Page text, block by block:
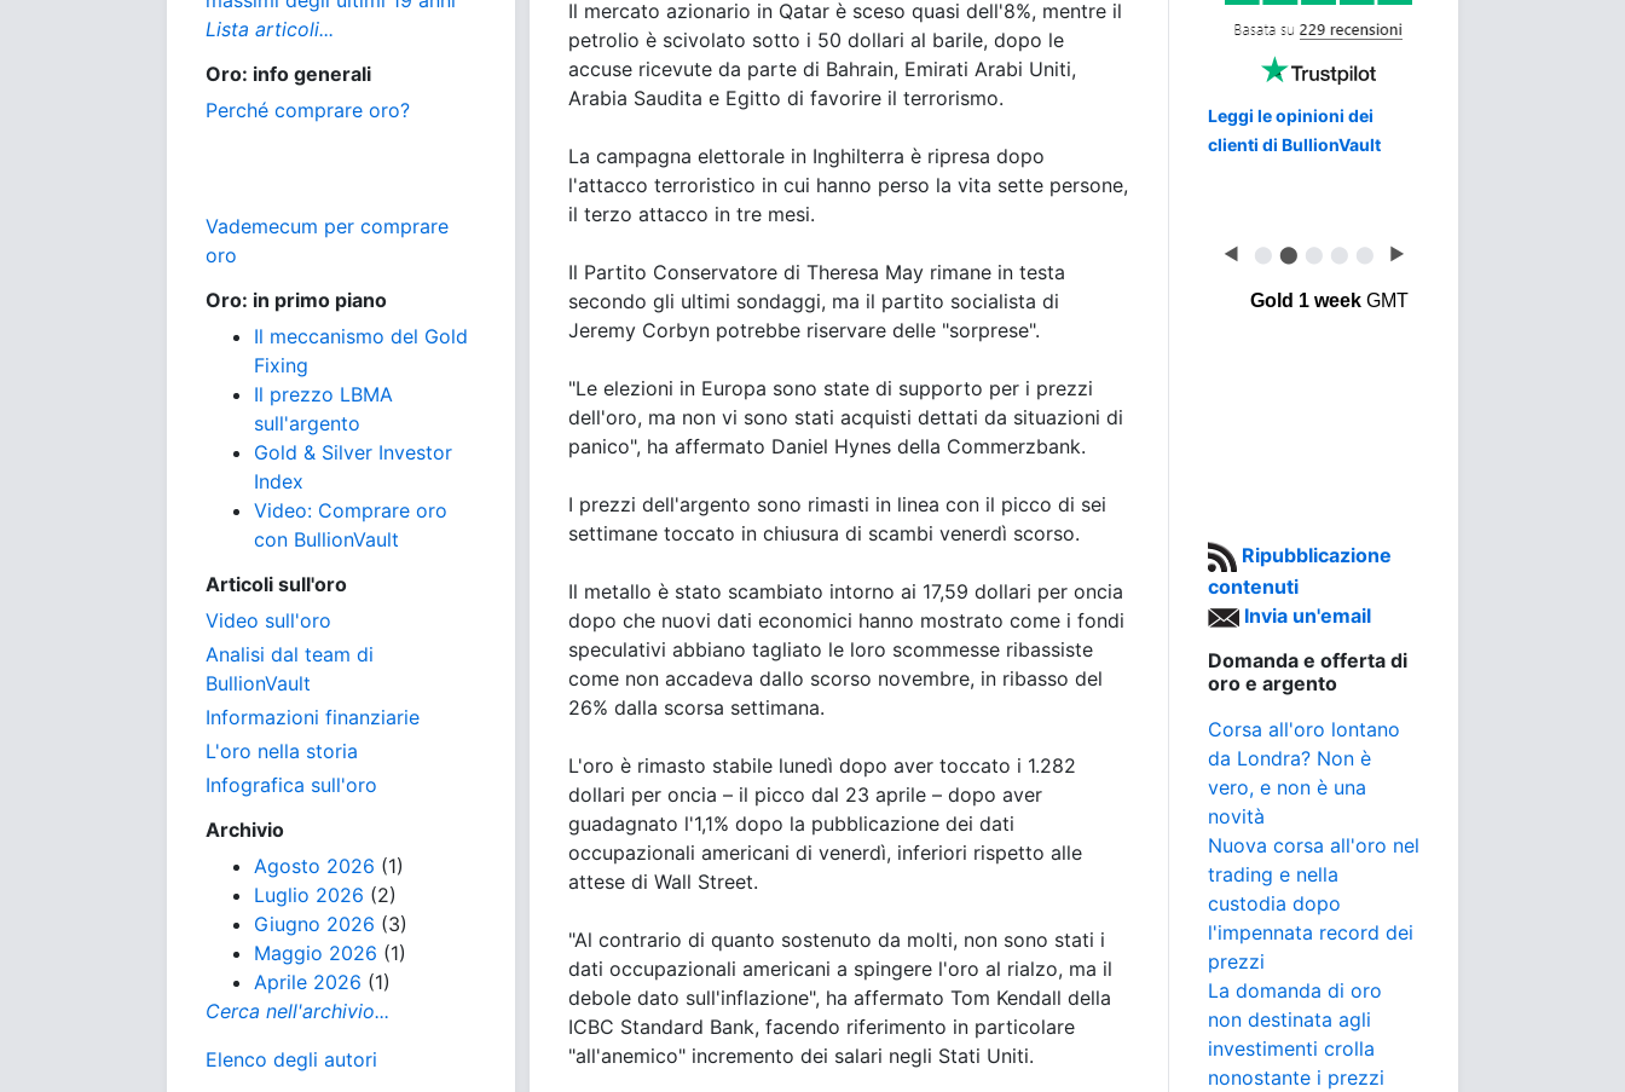
Lista articoli...
Oro: info generali
Perché comprare oro?
Vademecum per comprare
oro
Oro: in primo piano
Il meccanismo del Gold
Fixing
Il prezzo LBMA
sull'argento
Gold & Silver Investor
Index
Video: Comprare oro
con BullionVault
Articoli sull'oro
Video sull'oro
Analisi dal team di
BullionVault
Informazioni finanziarie
L'oro nella storia
Infografica sull'oro
Archivio
Agosto 2026 (1)
Luglio 2026 (2)
Giugno 2026 (3)
Maggio 2026 (1)
Aprile 2026 (1)
Cerca nell'archivio...
Elenco degli autori
Il mercato azionario in Qatar è sceso quasi dell'8%, mentre il
petrolio è scivolato sotto i 50 dollari al barile, dopo le
accuse ricevute da parte di Bahrain, Emirati Arabi Uniti,
Arabia Saudita e Egitto di favorire il terrorismo.
La campagna elettorale in Inghilterra è ripresa dopo
l'attacco terroristico in cui hanno perso la vita sette persone,
il terzo attacco in tre mesi.
Il Partito Conservatore di Theresa May rimane in testa
secondo gli ultimi sondaggi, ma il partito socialista di
Jeremy Corbyn potrebbe riservare delle "sorprese".
"Le elezioni in Europa sono state di supporto per i prezzi
dell'oro, ma non vi sono stati acquisti dettati da situazioni di
panico", ha affermato Daniel Hynes della Commerzbank.
I prezzi dell'argento sono rimasti in linea con il picco di sei
settimane toccato in chiusura di scambi venerdì scorso.
Il metallo è stato scambiato intorno ai 17,59 dollari per oncia
dopo che nuovi dati economici hanno mostrato come i fondi
speculativi abbiano tagliato le loro scommesse ribassiste
come non accadeva dallo scorso novembre, in ribasso del
26% dalla scorsa settimana.
L'oro è rimasto stabile lunedì dopo aver toccato i 1.282
dollari per oncia – il picco dal 23 aprile – dopo aver
guadagnato l'1,1% dopo la pubblicazione dei dati
occupazionali americani di venerdì, inferiori rispetto alle
attese di Wall Street.
"Al contrario di quanto sostenuto da molti, non sono stati i
dati occupazionali americani a spingere l'oro al rialzo, ma il
debole dato sull'inflazione", ha affermato Tom Kendall della
ICBC Standard Bank, facendo riferimento in particolare
"all'anemico" incremento dei salari negli Stati Uniti.
Leggi le opinioni dei
clienti di BullionVault
◀ ⬤ ⬤ ⬤ ⬤ ⬤ ▶
Gold 1 weekGMT
Ripubblicazione
contenuti
Invia un'email
Domanda e offerta di
oro e argento
Corsa all'oro lontano
da Londra? Non è
vero, e non è una
novità
Nuova corsa all'oro nel
trading e nella
custodia dopo
l'impennata record dei
prezzi
La domanda di oro
non destinata agli
investimenti crolla
nonostante i prezzi